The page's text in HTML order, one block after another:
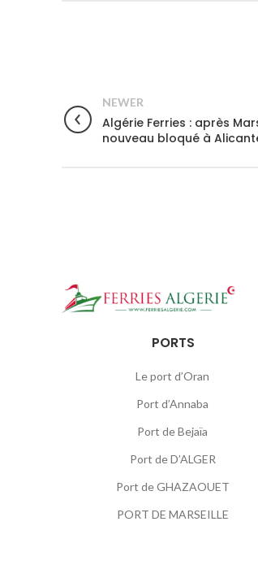
NEWER
Algérie Ferries : après
nouveau bloqué à
PORTS
Le port d’Oran
Port d’Annaba
Port de Bejaïa
Port de D’ALGER
Port de GHAZAOUET
PORT DE MARSEILLE